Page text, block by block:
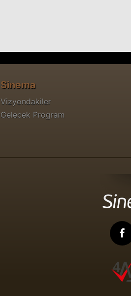
Sinema
Vizyondakiler
Gelecek Program